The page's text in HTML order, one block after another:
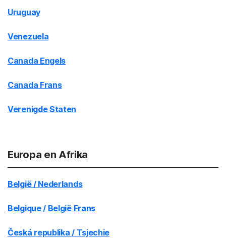
Uruguay
Venezuela
Canada Engels
Canada Frans
Verenigde Staten
Europa en Afrika
België / Nederlands
Belgique / België Frans
Česká republika / Tsjechie